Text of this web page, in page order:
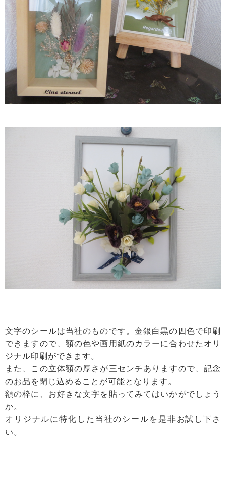
文字のシールは当社のものです。金銀白黒の四色で印刷
できますので、額の色や画用紙のカラーに合わせたオリ
ジナル印刷ができます。
また、この立体額の厚さが三センチありますので、記念
のお品を閉じ込めることが可能となります。
額の枠に、お好きな文字を貼ってみてはいかがでしょう
か。
オリジナルに特化した当社のシールを是非お試し下さ
い。